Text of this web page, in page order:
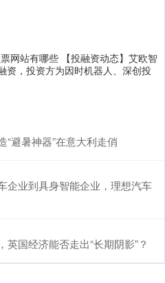
散户还能不能加仓？我觉得还有机
。 这两天无论是直播还是短视频
国独立日假期 周五美股休市一天
资深的配资平台，受美国独立日
数据将提前于北京时间7月
网站有哪些 【投融资动态】艾欧智
资，投资方为因时机器人、深创投
“避暑神器”在意大利走俏
企业到具身智能企业，理想汽车
国经济能否走出“长期阴影”？